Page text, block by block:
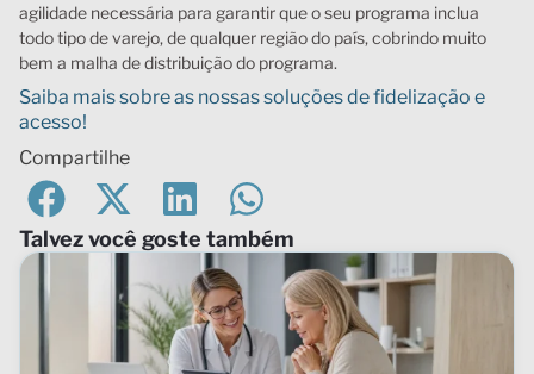
agilidade necessária para garantir que o seu programa inclua
todo tipo de varejo, de qualquer região do país, cobrindo muito
bem a malha de distribuição do programa.
Saiba mais sobre as nossas soluções de fidelização e
acesso!
Compartilhe
Talvez você goste também